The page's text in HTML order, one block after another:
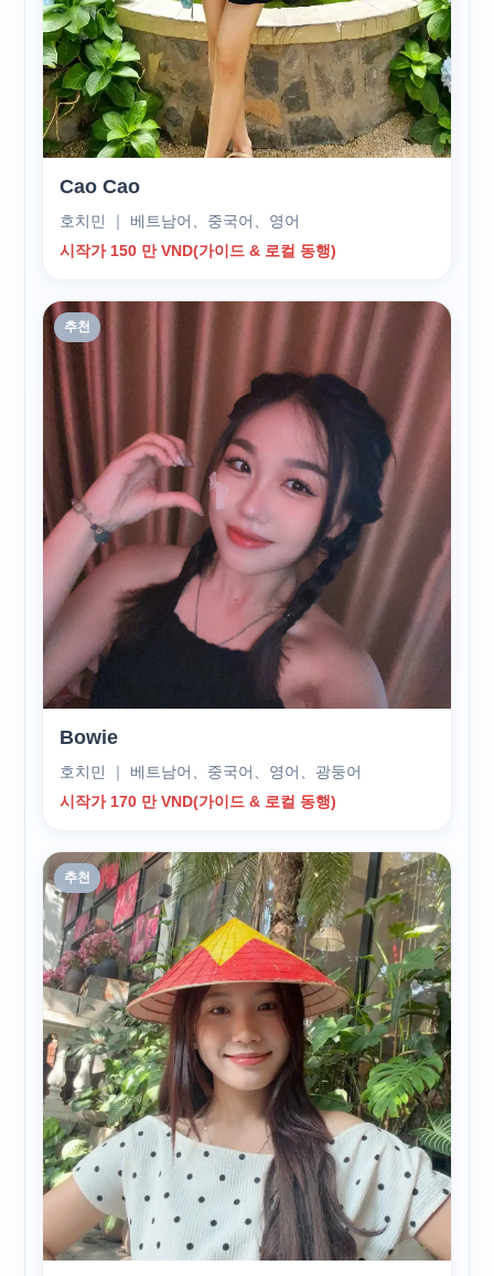
Cao Cao
호치민 ｜ 베트남어、중국어、영어
시작가 150 만 VND(가이드 & 로컬 동행)
추천
Bowie
호치민 ｜ 베트남어、중국어、영어、광둥어
시작가 170 만 VND(가이드 & 로컬 동행)
추천